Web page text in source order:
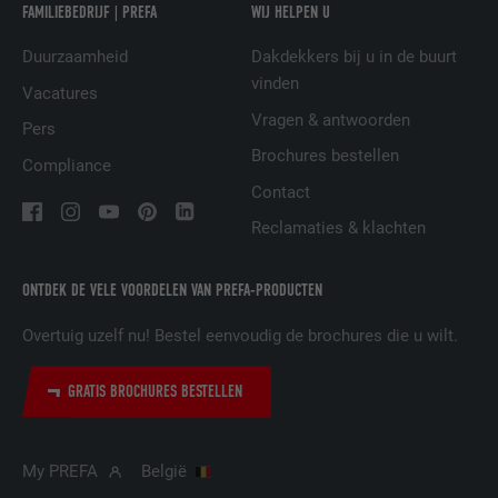
ONTDEK DE VELE VOORDELEN VAN PREFA-PRODUCTEN
Overtuig uzelf nu! Bestel eenvoudig de brochures die u wilt.
GRATIS BROCHURES BESTELLEN
FAMILIEBEDRIJF | PREFA
Duurzaamheid
Vacatures
Pers
Compliance
WIJ HELPEN U
Dakdekkers bij u in de buurt
vinden
Vragen & antwoorden
Brochures bestellen
Contact
Reclamaties & klachten
My PREFA België
Wordt bij wijze van test geplaatst om te
van cookies toestaat. Bevat geen
identificatiekenmerken.
VERVALTIJD
DOEL
Ingesteld door LinkedIn wanneer een
website een ingebed "Volg ons"-venster
VERVALTIJD 2 jaar
DOEL
Gebruikt door de socialnetworking-dienst
LinkedIn voor het volgen van het gebruik
van ingebedde diensten.
NAAM bscookie